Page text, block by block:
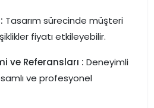
Tasarım sürecinde müşteri
fiyatı etkileyebilir.
ve Referansları : Deneyimli
ve profesyonel